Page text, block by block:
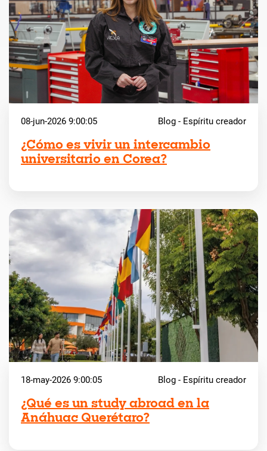
08-jun-2026 9:00:05 Blog - Espíritu creador
¿Cómo es vivir un intercambio
universitario en Corea?
18-may-2026 9:00:05 Blog - Espíritu creador
¿Qué es un study abroad en la
Anáhuac Querétaro?